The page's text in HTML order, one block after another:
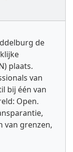
de
plaats.
van
bij één van
Open.
van grenzen,